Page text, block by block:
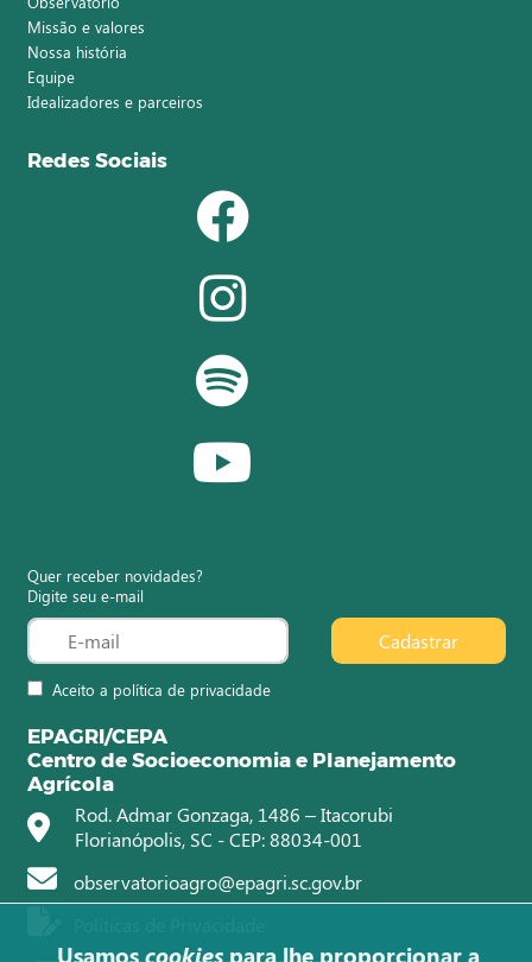
Missão e valores
Nossa história
Equipe
Idealizadores e parceiros
Redes Sociais
Quer receber novidades?
Digite seu e-mail
Aceito a política de privacidade
Cadastrar
EPAGRI/CEPA
Centro de Socioeconomia e Planejamento
Agrícola
Rod. Admar Gonzaga, 1486 – Itacorubi
Florianópolis, SC - CEP: 88034-001
observatorioagro@epagri.sc.gov.br
Usamos cookies para lhe proporcionar a